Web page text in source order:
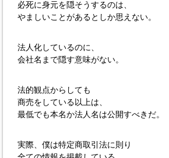
必死に身元を隠そうするのは、
やましいことがあるとしか思えない。
法人化しているのに、
会社名まで隠す意味がない。
法的観点からしても
商売をしている以上は、
最低でも本名か法人名は公開すべきだ。
実際、僕は特定商取引法に則り